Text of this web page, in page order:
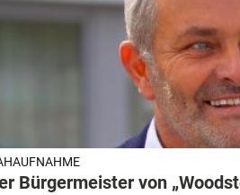
Bürgermeister von